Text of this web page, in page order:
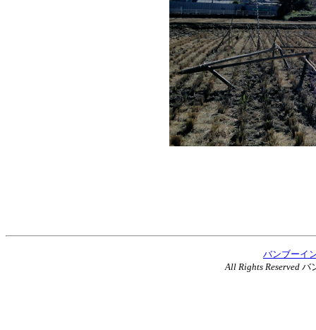
バンブーイ
All Rights Reserved バ